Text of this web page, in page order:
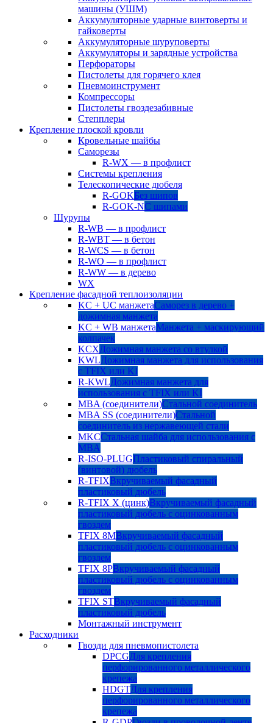
машины (УШМ)
Аккумуляторные ударные винтоверты и
гайковерты
Аккумуляторные шуруповерты
Аккумуляторы и зарядные устройства
Перфораторы
Пистолеты для горячего клея
Пневмоинструмент
Компрессоры
Пистолеты гвоздезабивные
Степплеры
Крепление плоской кровли
Кровельные шайбы
Саморезы
R-WX — в профлист
Системы крепления
Телескопические дюбеля
R-GOKБез шипов
R-GOK-NС шипами
Шурупы
R-WB — в профлист
R-WBT — в бетон
R-WCS — в бетон
R-WO — в профлист
R-WW — в дерево
WX
Крепление фасадной теплоизоляции
KC + UC манжетаСаморез в дерево +
дожимная манжета
KC + WB манжетаМанжета + маскирующий
колпачек
KCXДожимная манжета со втулкой
KWLДожимная манжета для использования
с TFIX или KI
R-KWLДожимная манжета для
использования с TFIX или KI
MBA (соединители)Стальной соединитель
MBA SS (соединители)Стальной
соединитель из нержавеющей стали
MKCСтальная шайба для использования с
MBA
R-ISO-PLUGПластиковый спиральный
(винтовой) дюбель
R-TFIXВкручиваемый фасадный
пластиковый дюбель
R-TFIX X (цинк)Вкручиваемый фасадный
пластиковый дюбель с оцинкованным
гвоздем
TFIX 8MВкручиваемый фасадный
пластиковый дюбель с оцинкованным
гвоздем
TFIX 8PВкручиваемый фасадный
пластиковый дюбель с оцинкованным
гвоздем
TFIX STВкручиваемый фасадный
пластиковый дюбель
Монтажный инструмент
Расходники
Гвозди для пневмопистолета
DPCGДля крепления
перфорированного металлического
крепежа
HDGTДля крепления
перфорированного металлического
крепежа